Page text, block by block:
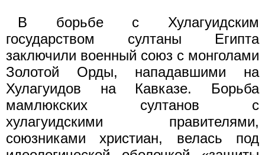
В борьбе с Хулагуидским
государством султаны Египта
заключили военный союз с монголами
Золотой Орды, нападавшими на
Хулагуидов на Кавказе. Борьба
мамлюкских султанов с
хулагуидскими правителями,
союзниками христиан, велась под